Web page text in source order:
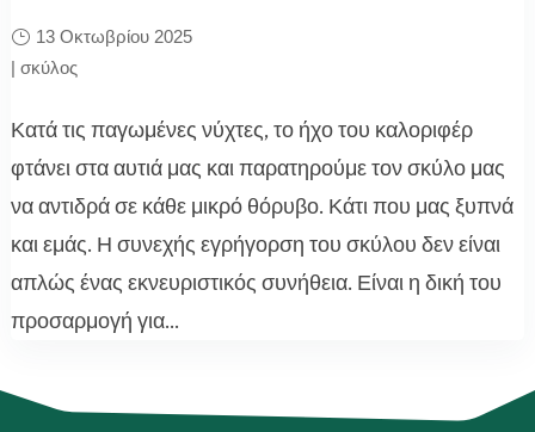
13 Οκτωβρίου 2025
| σκύλος
Κατά τις παγωμένες νύχτες, το ήχο του καλοριφέρ
φτάνει στα αυτιά μας και παρατηρούμε τον σκύλο μας
να αντιδρά σε κάθε μικρό θόρυβο. Κάτι που μας ξυπνά
και εμάς. Η συνεχής εγρήγορση του σκύλου δεν είναι
απλώς ένας εκνευριστικός συνήθεια. Είναι η δική του
προσαρμογή για...